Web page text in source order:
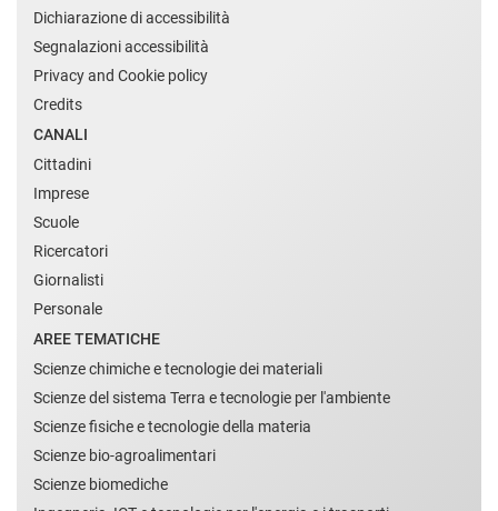
Dichiarazione di accessibilità
Segnalazioni accessibilità
Privacy and Cookie policy
Credits
CANALI
Cittadini
Imprese
Scuole
Ricercatori
Giornalisti
Personale
AREE TEMATICHE
Scienze chimiche e tecnologie dei materiali
Scienze del sistema Terra e tecnologie per l'ambiente
Scienze fisiche e tecnologie della materia
Scienze bio-agroalimentari
Scienze biomediche